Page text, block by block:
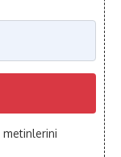
metinlerini